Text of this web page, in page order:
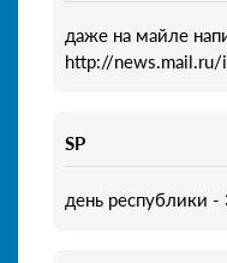
даже на майле
http://
SP
день республики -